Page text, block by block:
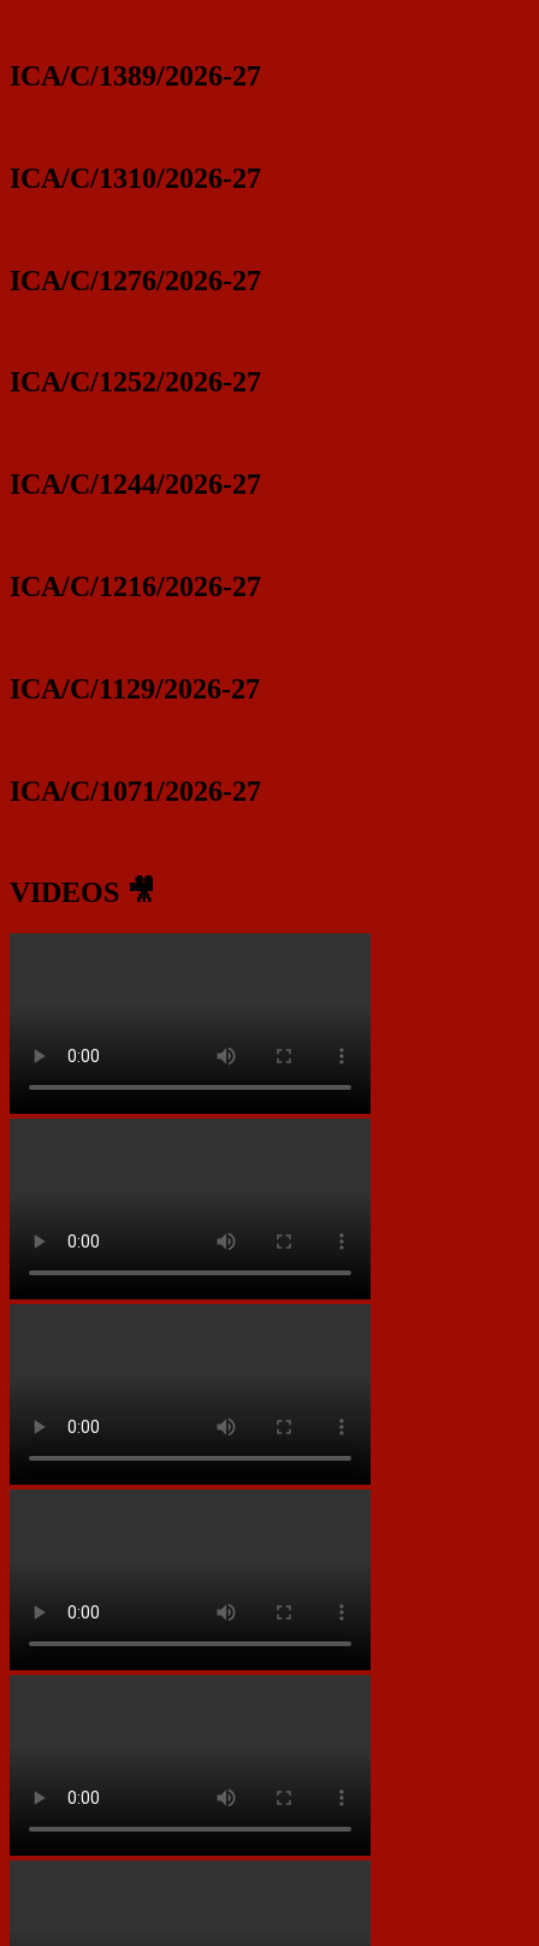
ICA/C/1389/2026-27
ICA/C/1310/2026-27
ICA/C/1276/2026-27
ICA/C/1252/2026-27
ICA/C/1244/2026-27
ICA/C/1216/2026-27
ICA/C/1129/2026-27
ICA/C/1071/2026-27
VIDEOS 🎥